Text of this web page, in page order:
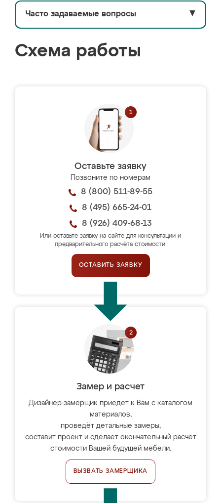
Часто задаваемые вопросы ▼
Схема работы
Оставьте заявку
Позвоните по номерам
8 (800) 511-89-55
8 (495) 665-24-01
8 (926) 409-68-13
Или оставьте заявку на сайте для консультации и
предварительного расчёта стоимости.
ОСТАВИТЬ ЗАЯВКУ
Замер и расчет
Дизайнер-замерщик приедет к Вам с каталогом
материалов,
проведёт детальные замеры,
составит проект и сделает окончательный расчёт
стоимости Вашей будущей мебели.
ВЫЗВАТЬ ЗАМЕРЩИКА